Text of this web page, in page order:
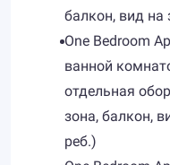
балкон, вид на
One Bedroom
ванной
отдельная
зона, балкон,
реб.)